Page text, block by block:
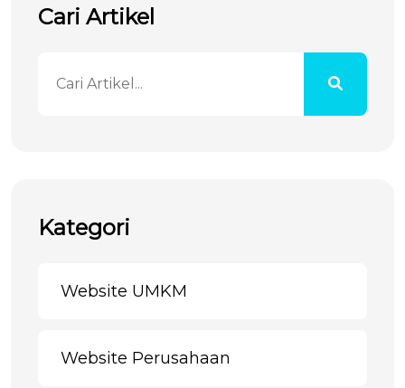
Cari Artikel
Kategori
Website UMKM
Website Perusahaan